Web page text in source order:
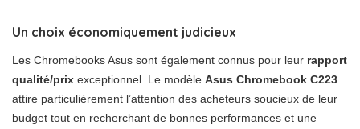
Un choix économiquement judicieux
Les Chromebooks Asus sont également connus pour leur rapport
qualité/prix exceptionnel. Le modèle Asus Chromebook C223
attire particulièrement l’attention des acheteurs soucieux de leur
budget tout en recherchant de bonnes performances et une